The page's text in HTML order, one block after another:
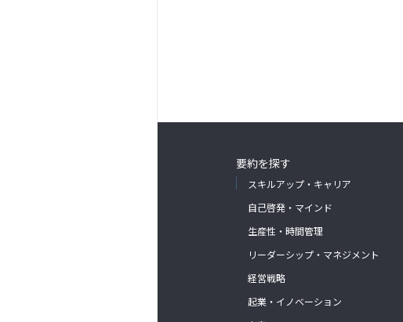
要約を探す
スキルアップ・キャリア
自己啓発・マインド
生産性・時間管理
リーダーシップ・マネジメント
経営戦略
起業・イノベーション